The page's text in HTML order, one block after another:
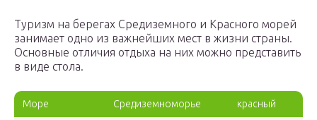
Туризм на берегах Средиземного и Красного морей
занимает одно из важнейших мест в жизни страны.
Основные отличия отдыха на них можно представить
в виде стола.
Море Средиземноморье красный